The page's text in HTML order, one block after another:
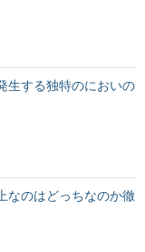
生する独特のにおいの
なのはどっちなのか徹